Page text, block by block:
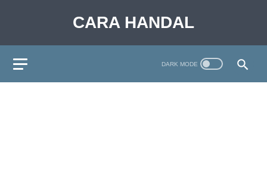
CARA HANDAL